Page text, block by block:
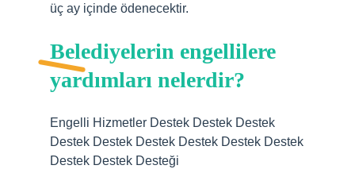
üç ay içinde ödenecektir.
Belediyelerin engellilere
yardımları nelerdir?
Engelli Hizmetler Destek Destek Destek
Destek Destek Destek Destek Destek Destek
Destek Destek Desteği